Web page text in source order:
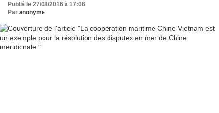
Publié le 27/08/2016 à 17:06
Par anonyme